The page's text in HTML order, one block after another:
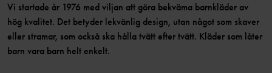
Vi startade år 1976 med viljan att göra bekväma barnkläder av
hög kvalitet. Det betyder lekvänlig design, utan något som skaver
eller stramar, som också ska hålla tvätt efter tvätt. Kläder som låter
barn vara barn helt enkelt.